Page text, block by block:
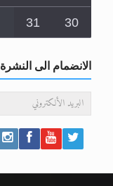
30
31
الانضمام الى النشرة